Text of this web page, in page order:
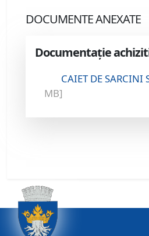
DOCUMENTE ANEXATE
Documentație
CAIET DE SARCINI
MB]